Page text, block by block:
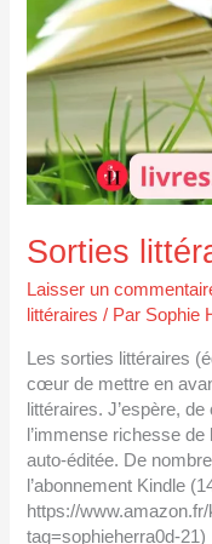
Sorties
Laisser un
littéraires / Par Sophie
Les sorties littéraires
cœur de mettre en
littéraires. J’espère,
l’immense richesse
auto-éditée. De
l’abonnement Kindle
https://
tag=sophieherra0d-21)